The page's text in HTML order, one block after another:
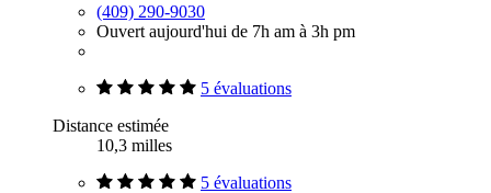
(409) 290-9030
Ouvert aujourd'hui de 7h am à 3h pm
5 évaluations
Distance estimée
10,3 milles
5 évaluations